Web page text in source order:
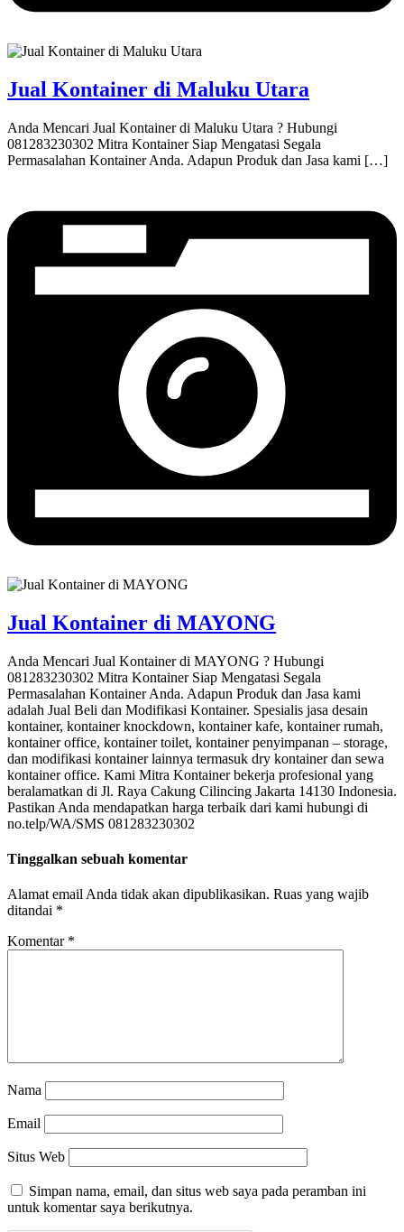
Jual Kontainer di Maluku Utara
Anda Mencari Jual Kontainer di Maluku Utara ? Hubungi
081283230302 Mitra Kontainer Siap Mengatasi Segala
Permasalahan Kontainer Anda. Adapun Produk dan Jasa kami […]
Jual Kontainer di MAYONG
Anda Mencari Jual Kontainer di MAYONG ? Hubungi
081283230302 Mitra Kontainer Siap Mengatasi Segala
Permasalahan Kontainer Anda. Adapun Produk dan Jasa kami
adalah Jual Beli dan Modifikasi Kontainer. Spesialis jasa desain
kontainer, kontainer knockdown, kontainer kafe, kontainer rumah,
kontainer office, kontainer toilet, kontainer penyimpanan – storage,
dan modifikasi kontainer lainnya termasuk dry kontainer dan sewa
kontainer office. Kami Mitra Kontainer bekerja profesional yang
beralamatkan di Jl. Raya Cakung Cilincing Jakarta 14130 Indonesia.
Pastikan Anda mendapatkan harga terbaik dari kami hubungi di
no.telp/WA/SMS 081283230302
Tinggalkan sebuah komentar
Alamat email Anda tidak akan dipublikasikan. Ruas yang wajib
ditandai *
Komentar *
Nama
Email
Situs Web
Simpan nama, email, dan situs web saya pada peramban ini
untuk komentar saya berikutnya.